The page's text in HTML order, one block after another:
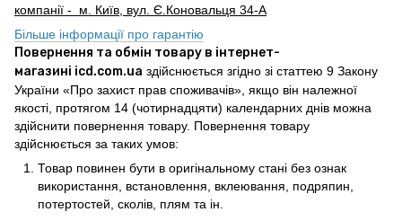
компанії - м. Київ, вул. Є.Коновальця 34-А
Більше інформації про гарантію
Повернення та обмін товару в інтернет-
магазині icd.com.ua здійснюється згідно зі статтею 9 Закону
України «Про захист прав споживачів», якщо він належної
якості, протягом 14 (чотирнадцяти) календарних днів можна
здійснити повернення товару. Повернення товару
здійснюється за таких умов:
Товар повинен бути в оригінальному стані без ознак
використання, встановлення, вклеювання, подряпин,
потертостей, сколів, плям та ін.